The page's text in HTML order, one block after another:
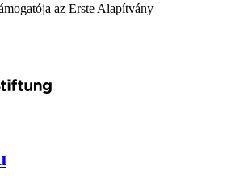
az Erste Alapítvány